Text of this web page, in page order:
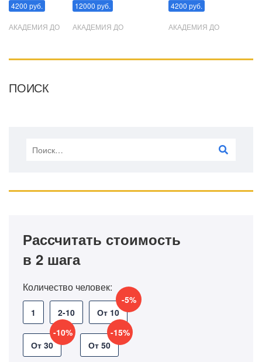
4200 руб.
АКАДЕМИЯ ДО
12000 руб.
АКАДЕМИЯ ДО
4200 руб.
АКАДЕМИЯ ДО
ПОИСК
Рассчитать стоимость
в 2 шага
Количество человек:
1 2-10 От 10
-5%
От 30
-10%
От 50
-15%